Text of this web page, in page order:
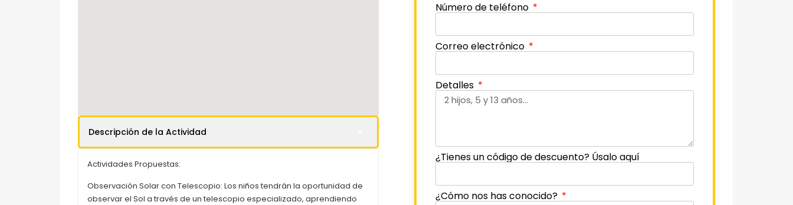
Descripción de la Actividad
Actividades Propuestas:
Observación Solar con Telescopio: Los niños tendrán la oportunidad de
observar el Sol a través de un telescopio especializado, aprendiendo
Número de teléfono
Correo electrónico
Detalles
¿Tienes un código de descuento? Úsalo aquí
¿Cómo nos has conocido?